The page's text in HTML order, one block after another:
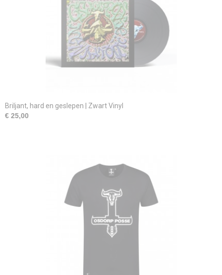
Briljant, hard en geslepen | Zwart Vinyl
€ 25,00